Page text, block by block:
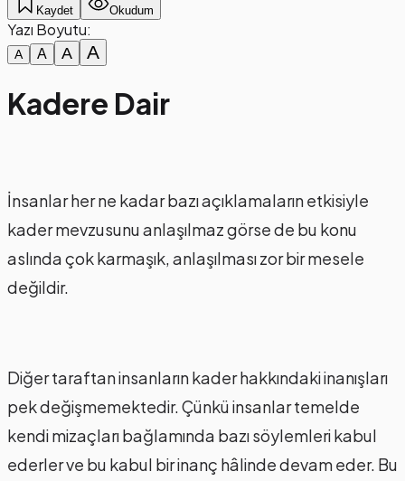
Kaydet Okudum
Yazı Boyutu:
A A A A
Kadere Dair
İnsanlar her ne kadar bazı açıklamaların etkisiyle
kader mevzusunu anlaşılmaz görse de bu konu
aslında çok karmaşık, anlaşılması zor bir mesele
değildir.
Diğer taraftan insanların kader hakkındaki inanışları
pek değişmemektedir. Çünkü insanlar temelde
kendi mizaçları bağlamında bazı söylemleri kabul
ederler ve bu kabul bir inanç hâlinde devam eder. Bu